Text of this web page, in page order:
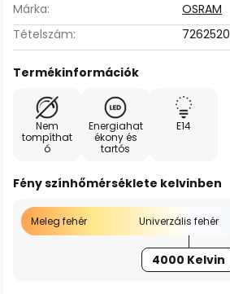
Márka:
OSRAM
Tételszám:
7262520
Termékinformációk
Nem
tompíthat
ó
Energiahat
ékony és
tartós
E14
Fény színhőmérséklete kelvinben
Meleg fehér Univerzális fehér
4000 Kelvin